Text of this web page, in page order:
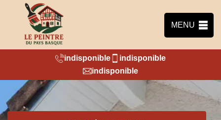
MENU
indisponible
indisponible
indisponible